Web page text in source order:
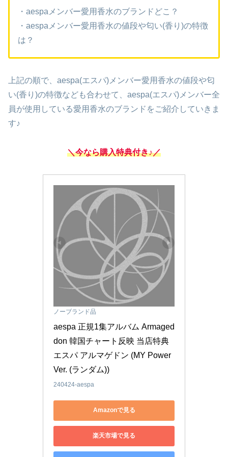
・aespaメンバー愛用香水のブランドどこ？
・aespaメンバー愛用香水の値段や匂い(香り)の特徴
は？
上記の順で、aespa(エスパ)メンバー愛用香水の値段や匂
い(香り)の特徴なども合わせて、aespa(エスパ)メンバー全
員が使用している愛用香水のブランドをご紹介していきま
す♪
＼今なら購入特典付き♪／
ノーブランド品
aespa 正規1集アルバム Armaged
don 韓国チャート反映 当店特典
エスパ アルマゲドン (MY Power
Ver. (ランダム))
240424-aespa
Amazonで見る
楽天市場で見る